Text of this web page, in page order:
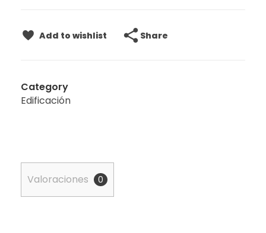
Add to wishlist Share
Category
Edificación
Valoraciones 0